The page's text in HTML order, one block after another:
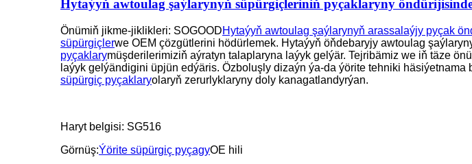
Hytaýyň awtoulag şaýlarynyň süpürgiçleriniň pyçaklaryny
Önümiň jikme-jiklikleri: SOGOODHytaýyň awtoulag şaýlarynyň arassalaýjy pyçak
süpürgiçlerwe OEM çözgütlerini hödürlemek. Hytaýyň öňdebaryjy awtoulag
pyçaklarymüşderilerimiziň aýratyn talaplaryna laýyk gelýär. Tejribämiz we iň täze
laýyk gelýändigini üpjün edýäris. Özboluşly dizaýn ýa-da ýörite tehniki
süpürgiç pyçaklaryolaryň zerurlyklaryny doly kanagatlandyrýan.
Haryt belgisi: SG516
Görnüş:Ýörite süpürgiç pyçagyOE hili